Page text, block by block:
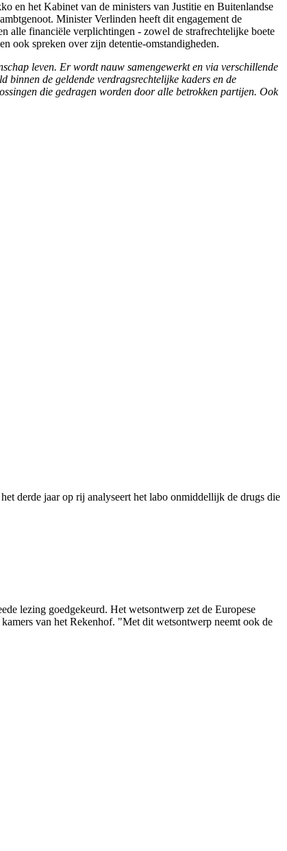
en het Kabinet van de ministers van Justitie en Buitenlandse
Minister Verlinden heeft dit engagement de
alle financiële verplichtingen - zowel de strafrechtelijke boete
ook spreken over zijn detentie-omstandigheden.
leven. Er wordt nauw samengewerkt en via verschillende
binnen de geldende verdragsrechtelijke kaders en de
die gedragen worden door alle betrokken partijen. Ook
derde jaar op rij analyseert het labo onmiddellijk de drugs die
lezing goedgekeurd. Het wetsontwerp zet de Europese
van het Rekenhof. "Met dit wetsontwerp neemt ook de